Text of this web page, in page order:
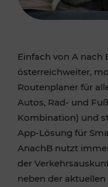
Einfach von A nach
österreichweiter,
Routenplaner für
Autos, Rad- und
Kombination) und
App-Lösung für
AnachB nutzt
der
neben der